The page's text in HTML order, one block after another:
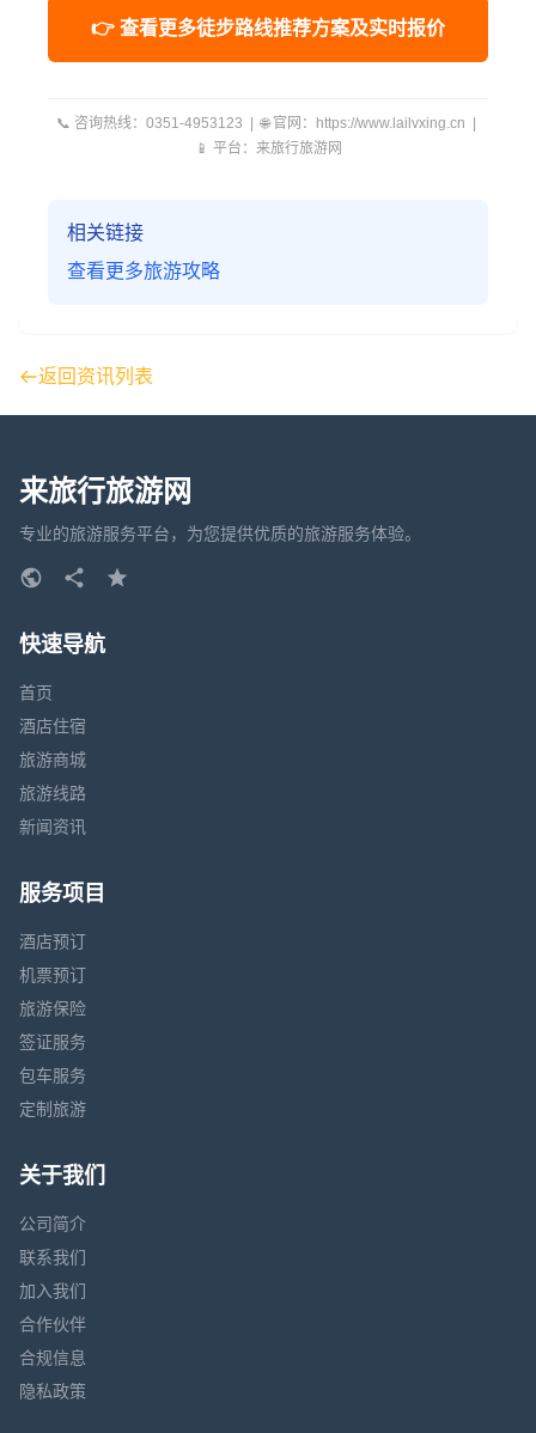
👉 查看更多徒步路线推荐方案及实时报价
📞 咨询热线：0351-4953123 | 🌐 官网：https://www.lailvxing.cn |
📱 平台：来旅行旅游网
相关链接
查看更多旅游攻略
返回资讯列表
来旅行旅游网
专业的旅游服务平台，为您提供优质的旅游服务体验。
快速导航
首页
酒店住宿
旅游商城
旅游线路
新闻资讯
服务项目
酒店预订
机票预订
旅游保险
签证服务
包车服务
定制旅游
关于我们
公司简介
联系我们
加入我们
合作伙伴
合规信息
隐私政策